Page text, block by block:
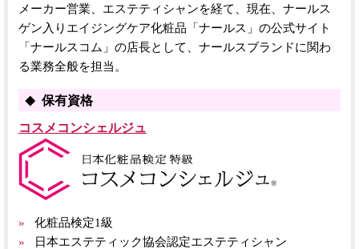
メーカー営業、エステティシャンを経て、現在、ナールス
ゲン入りエイジングケア化粧品「ナールス」の公式サイト
「ナールスコム」の店長として、ナールスブランドに関わ
る業務全般を担当。
保有資格
コスメコンシェルジュ
化粧品検定1級
日本エステティック協会認定エステティシャン